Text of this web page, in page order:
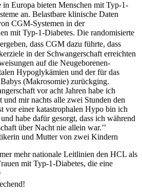
in Europa bieten Menschen mit Typ-1-
an. Belastbare klinische Daten
CGM-Systemen in der
mit Typ-1-Diabetes. Die randomisierte
dass CGM dazu führte, dass
in der Schwangerschaft erreichten
auf die Neugeborenen-
Hypoglykämien und der für das
(Makrosomie) zurückging.
vor acht Jahren habe ich
mir nachts alle zwei Stunden den
vor einer katastrophalen Hypo bin ich
habe dafür gesorgt, dass ich während
über Nacht nie allein war.’’
und Mutter von zwei Kindern
mehr nationale Leitlinien den HCL als
mit Typ-1-Diabetes, die eine